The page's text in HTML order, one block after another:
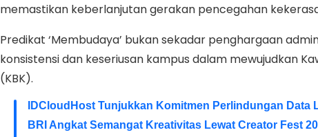
memastikan keberlanjutan gerakan pencegahan
Predikat ‘Membudaya’ bukan sekadar penghargaan
konsistensi dan keseriusan kampus dalam mewujudkan
(KBK).
IDCloudHost Tunjukkan Komitmen Perlindungan Data
BRI Angkat Semangat Kreativitas Lewat Creator Fest